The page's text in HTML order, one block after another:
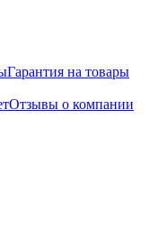
Гарантия на товары
Отзывы о компании